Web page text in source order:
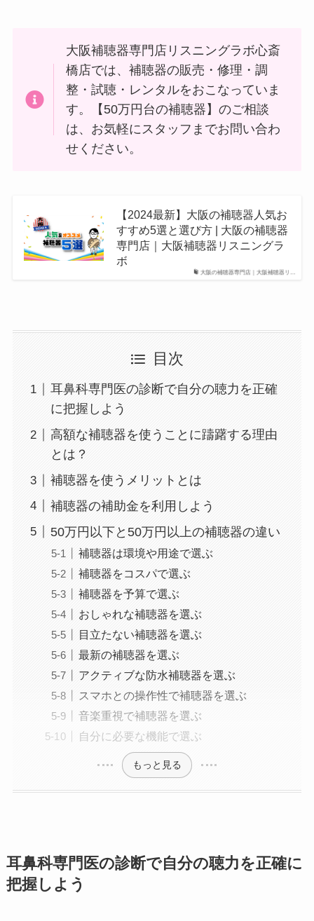
大阪補聴器専門店リスニングラボ心斎
橋店では、補聴器の販売・修理・調
整・試聴・レンタルをおこなっていま
す。【50万円台の補聴器】のご相談
は、お気軽にスタッフまでお問い合わ
せください。
大阪の補聴器専門店｜大阪補聴器リ…
【2024最新】大阪の補聴器人気お
すすめ5選と選び方 | 大阪の補聴器
専門店｜大阪補聴器リスニングラ
ボ
目次
耳鼻科専門医の診断で自分の聴力を正確
に把握しよう
高額な補聴器を使うことに躊躇する理由
とは？
補聴器を使うメリットとは
補聴器の補助金を利用しよう
50万円以下と50万円以上の補聴器の違い
補聴器は環境や用途で選ぶ
補聴器をコスパで選ぶ
補聴器を予算で選ぶ
おしゃれな補聴器を選ぶ
目立たない補聴器を選ぶ
最新の補聴器を選ぶ
アクティブな防水補聴器を選ぶ
スマホとの操作性で補聴器を選ぶ
音楽重視で補聴器を選ぶ
自分に必要な機能で選ぶ
もっと見る
耳鼻科専門医の診断で自分の聴力を正確に
把握しよう